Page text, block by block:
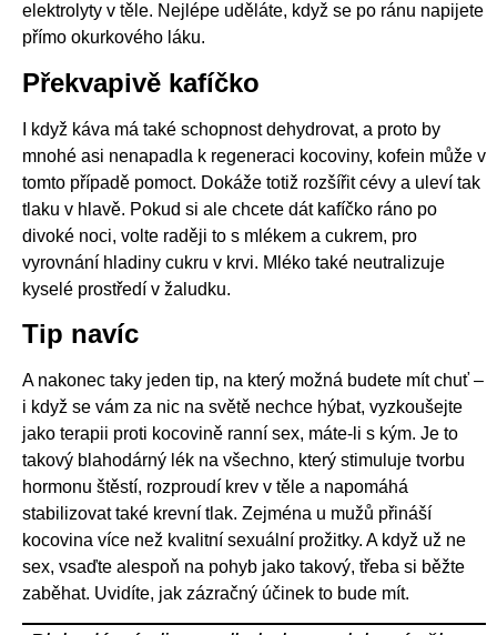
elektrolyty v těle. Nejlépe uděláte, když se po ránu napijete
přímo okurkového láku.
Překvapivě kafíčko
I když káva má také schopnost dehydrovat, a proto by
mnohé asi nenapadla k regeneraci kocoviny, kofein může v
tomto případě pomoct. Dokáže totiž rozšířit cévy a uleví tak
tlaku v hlavě. Pokud si ale chcete dát kafíčko ráno po
divoké noci, volte raději to s mlékem a cukrem, pro
vyrovnání hladiny cukru v krvi. Mléko také neutralizuje
kyselé prostředí v žaludku.
Tip navíc
A nakonec taky jeden tip, na který možná budete mít chuť –
i když se vám za nic na světě nechce hýbat, vyzkoušejte
jako terapii proti kocovině ranní sex, máte-li s kým. Je to
takový blahodárný lék na všechno, který stimuluje tvorbu
hormonu štěstí, rozproudí krev v těle a napomáhá
stabilizovat také krevní tlak. Zejména u mužů přináší
kocovina více než kvalitní sexuální prožitky. A když už ne
sex, vsaďte alespoň na pohyb jako takový, třeba si běžte
zaběhat. Uvidíte, jak zázračný účinek to bude mít.